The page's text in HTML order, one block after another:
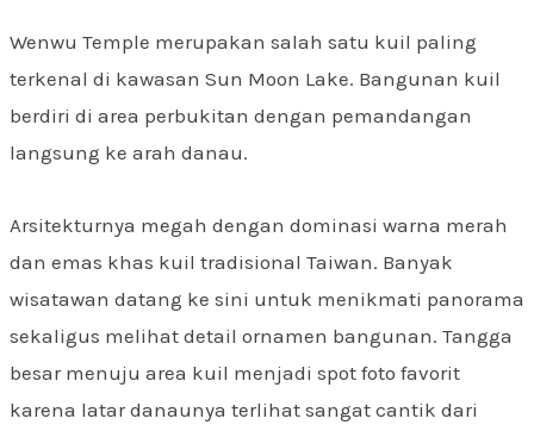
Wenwu Temple merupakan salah satu kuil paling
terkenal di kawasan Sun Moon Lake. Bangunan kuil
berdiri di area perbukitan dengan pemandangan
langsung ke arah danau.
Arsitekturnya megah dengan dominasi warna merah
dan emas khas kuil tradisional Taiwan. Banyak
wisatawan datang ke sini untuk menikmati panorama
sekaligus melihat detail ornamen bangunan. Tangga
besar menuju area kuil menjadi spot foto favorit
karena latar danaunya terlihat sangat cantik dari